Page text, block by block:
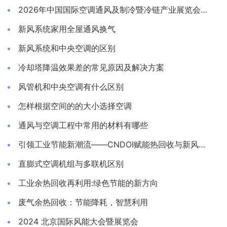
2026年中国国际空调通风及制冷暨冷链产业展览会（RACC）
新风系统家用全屋通风换气
新风系统和中央空调的区别
冷却塔降温效果差的常见原因及解决方案
风管机和中央空调有什么区别
怎样根据空间的的大小选择空调
通风与空调工程中常用的材料有哪些
引领工业节能新潮流——CNDOI赋能热回收与新风技术
直膨式空调机组与多联机区别
工业余热回收再利用:绿色节能的新方向
废气余热回收：节能降耗，智慧利用
2024 北京国际风能大会暨展览会